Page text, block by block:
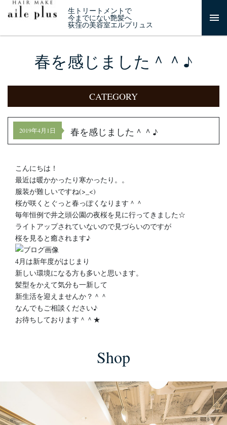
生トリートメントで
今までにない艶髪へ
荻窪の美容室エルプリュス
春を感じました＾＾♪
CATEGORY
2019年4月1日 春を感じました＾＾♪
こんにちは！
最近は暖かかったり寒かったり。。
服装が難しいですね(>_<)
桜が咲くとぐっと春っぽくなります＾＾
毎年恒例で井之頭公園の夜桜を見に行ってきました☆
ライトアップされていないので見づらいのですが
桜を見ると癒されます♪
4月は新年度がはじまり
新しい環境になる方も多いと思います。
髪型をかえて気分も一新して
新生活を迎えませんか？＾＾
なんでもご相談ください♪
お待ちしております＾＾★
Shop